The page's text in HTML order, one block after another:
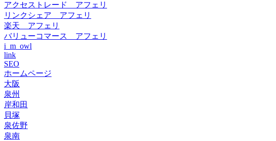
アクセストレード アフェリ
リンクシェア アフェリ
楽天 アフェリ
バリューコマース アフェリ
i_m_owl
link
SEO
ホームページ
大阪
泉州
岸和田
貝塚
泉佐野
泉南